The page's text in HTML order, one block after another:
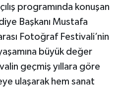
programında konuşan
Başkanı Mustafa
Fotoğraf Festivali’nin
büyük değer
geçmiş yıllara göre
ulaşarak hem sanat